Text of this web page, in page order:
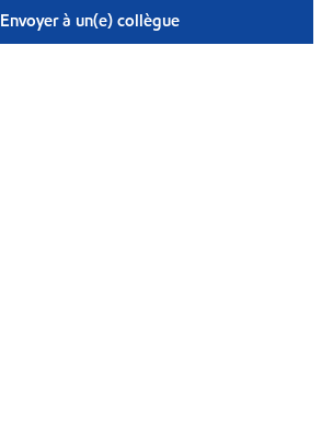
Envoyer à un(e) collègue